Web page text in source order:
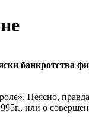
банкротства
Неясно,
или о